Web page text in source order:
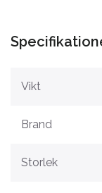
Vikt
Brand
Storlek